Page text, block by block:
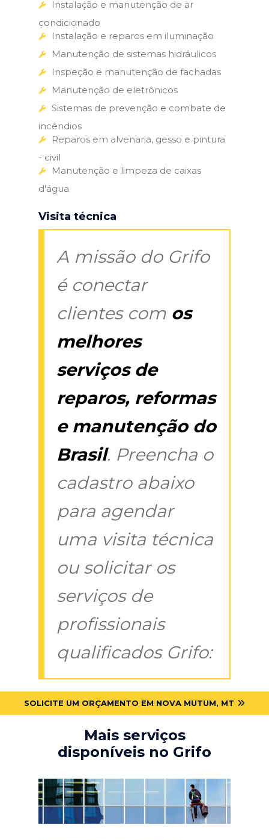
Instalação e manutenção de ar
condicionado
Instalação e reparos em iluminação
Manutenção de sistemas hidráulicos
Inspeção e manutenção de fachadas
Manutenção de eletrônicos
Sistemas de prevenção e combate de
incêndios
Reparos em alvenaria, gesso e pintura
- civil
Manutenção e limpeza de caixas
d'água
Visita técnica
A missão do Grifo
é conectar
clientes com os
melhores
serviços de
reparos, reformas
e manutenção do
Brasil. Preencha o
cadastro abaixo
para agendar
uma visita técnica
ou solicitar os
serviços de
profissionais
qualificados Grifo:
SOLICITE UM ORÇAMENTO EM NOVA MUTUM, MT
Mais serviços
disponíveis no Grifo